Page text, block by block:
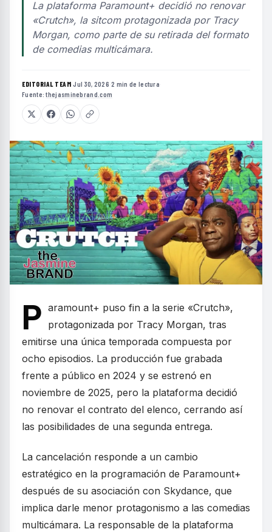
La plataforma Paramount+ decidió no renovar
«Crutch», la sitcom protagonizada por Tracy
Morgan, como parte de su retirada del formato
de comedias multicámara.
EDITORIAL TEAM·Jul 30, 2026·2 min de lectura·
Fuente:thejasminebrand.com
P aramount+ puso fin a la serie «Crutch»,
protagonizada por Tracy Morgan, tras
emitirse una única temporada compuesta por
ocho episodios. La producción fue grabada
frente a público en 2024 y se estrenó en
noviembre de 2025, pero la plataforma decidió
no renovar el contrato del elenco, cerrando así
las posibilidades de una segunda entrega.
La cancelación responde a un cambio
estratégico en la programación de Paramount+
después de su asociación con Skydance, que
implica darle menor protagonismo a las comedias
multicámara. La responsable de la plataforma